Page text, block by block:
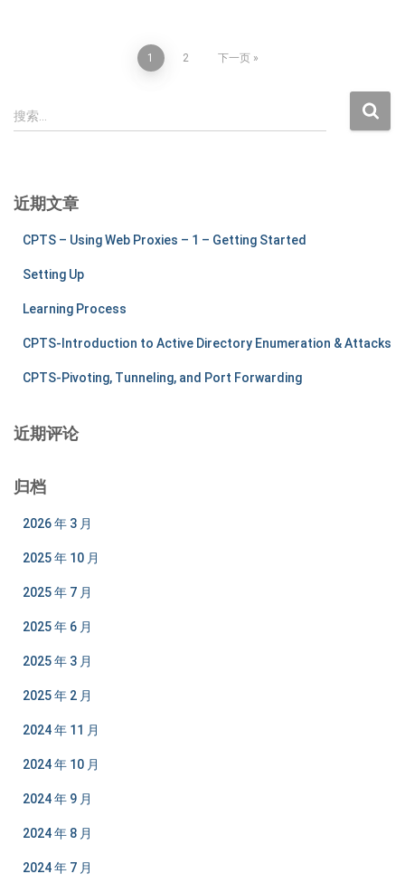
章
1 2 下一页
搜
索
搜索…
近期文章
CPTS – Using Web Proxies – 1 – Getting Started
Setting Up
Learning Process
CPTS-Introduction to Active Directory Enumeration & Attacks
CPTS-Pivoting, Tunneling, and Port Forwarding
近期评论
归档
2026 年 3 月
2025 年 10 月
2025 年 7 月
2025 年 6 月
2025 年 3 月
2025 年 2 月
2024 年 11 月
2024 年 10 月
2024 年 9 月
2024 年 8 月
2024 年 7 月